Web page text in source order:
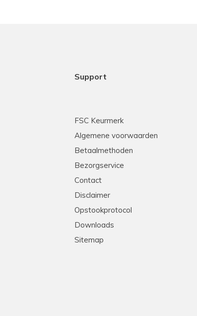
Support
FSC Keurmerk
Algemene voorwaarden
Betaalmethoden
Bezorgservice
Contact
Disclaimer
Opstookprotocol
Downloads
Sitemap